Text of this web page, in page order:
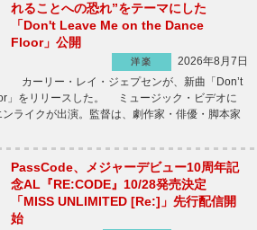
れることへの恐れ”をテーマにした
「Don't Leave Me on the Dance
Floor」公開
洋楽
2026年8月7日
カーリー・レイ・ジェプセンが、新曲「Don’t
」をリリースした。 ミュージック・ビデオに
ライクが出演。監督は、劇作家・俳優・脚本家
PassCode、メジャーデビュー10周年記
念AL『RE:CODE』10/28発売決定
「MISS UNLIMITED [Re:]」先行配信開
始